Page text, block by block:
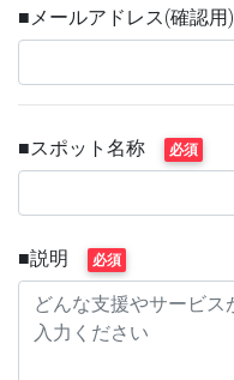
■メールアドレス(確認用)
■スポット名称 必須
■説明 必須